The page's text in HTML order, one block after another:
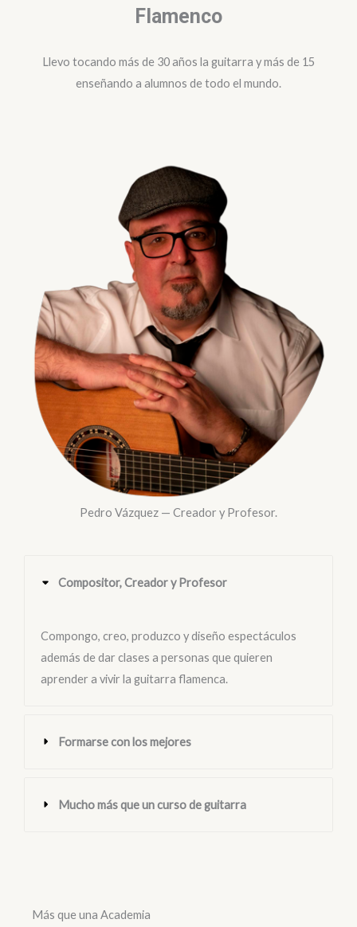
Flamenco
Llevo tocando más de 30 años la guitarra y más de 15
enseñando a alumnos de todo el mundo.
Pedro Vázquez — Creador y Profesor.
Compositor, Creador y Profesor
Compongo, creo, produzco y diseño espectáculos
además de dar clases a personas que quieren
aprender a vivir la guitarra flamenca.
Formarse con los mejores
Mucho más que un curso de guitarra
Más que una Academia